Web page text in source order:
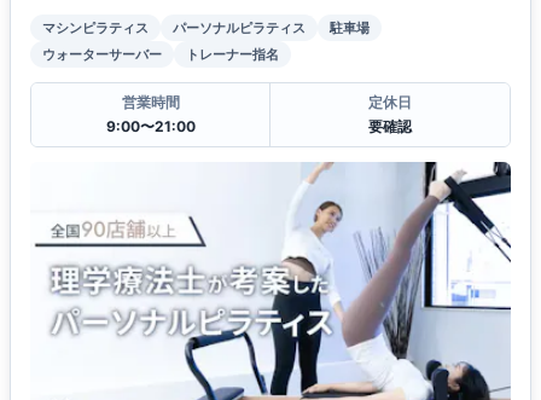
マシンピラティス パーソナルピラティス
駐車場
ウォーターサーバー
トレーナー指名
営業時間
9:00〜21:00
定休日
要確認